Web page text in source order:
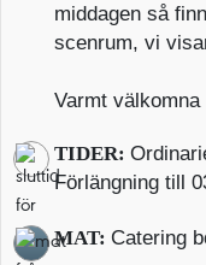
middagen så
scenrum, vi
Varmt
TIDER:
Förlängning till
MAT:Catering